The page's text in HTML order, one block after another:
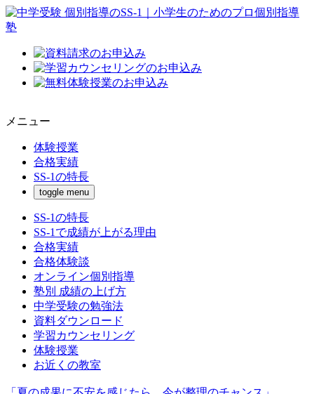
メニュー
体験授業
合格実績
SS-1の特長
toggle menu
SS-1の特長
SS-1で成績が上がる理由
合格実績
合格体験談
オンライン個別指導
塾別 成績の上げ方
中学受験の勉強法
資料ダウンロード
学習カウンセリング
体験授業
お近くの教室